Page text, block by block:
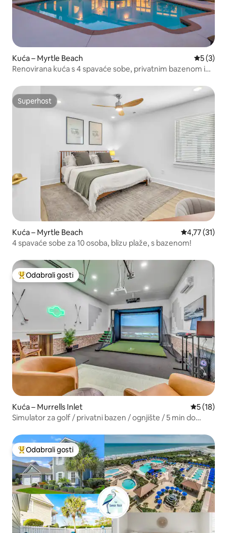
Kuća – Myrtle Beach
5 (3)
Renovirana kuća s 4 spavaće sobe, privatnim bazenom i
Superhost
Superhost
Kuća – Myrtle Beach Prosječna
4,77 (31)
4 spavaće sobe za 10 osoba, blizu plaže, s bazenom!
Među najviše rangiranima s oznakom „Odabrali gosti”
Odabrali gosti
Kuća – Murrells Inlet Prosječna
5 (18)
Simulator za golf / privatni bazen / ognjište / 5 min do
Među najviše rangiranima s oznakom „Odabrali gosti”
Odabrali gosti